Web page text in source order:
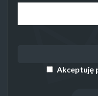
Akceptuję